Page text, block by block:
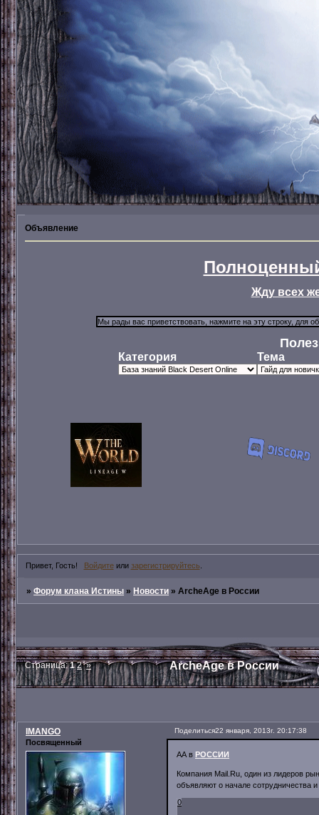
Объявление
Жду всех
Категория Тема
Привет, Гость! Войдитеили зарегистрируйтесь
»Форум клана Истины »Новости »ArcheAge в России
ArcheAge в России
Страница:1 2 »
Поделиться22 января, 2013г. 20:17:38
IMANGO
Посвященный
АА в РОССИИ
Компания Mail.Ru, один из лидеров
объявляют о начале сотрудничества
0